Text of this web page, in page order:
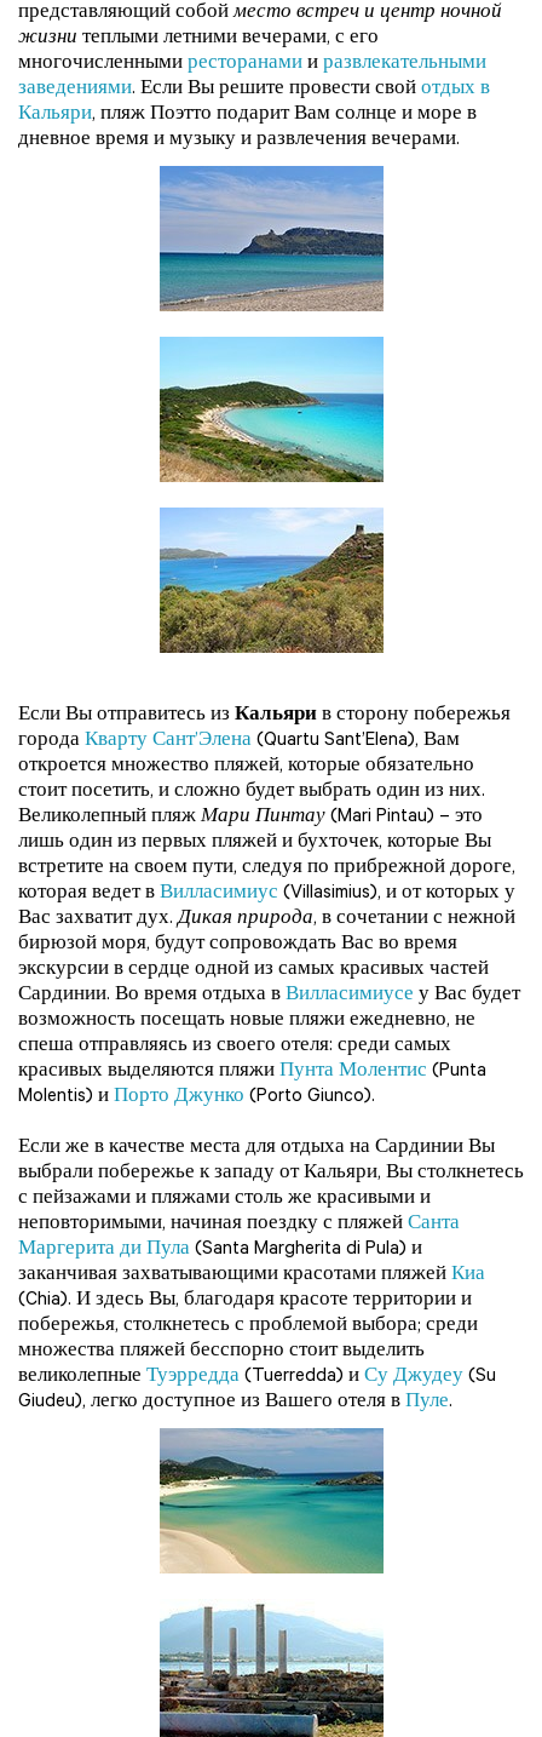
представляющий собойместо встреч и центр ночной
жизни теплыми летними вечерами, с его
многочисленными ресторанами и развлекательными
заведениями. Если Вы решите провести свой отдых в
Кальяри, пляж Поэтто подарит Вам солнце и море в
дневное время и музыку и развлечения вечерами.
Если Вы отправитесь из Кальяри в сторону побережья
города Кварту Сант’Элена (Quartu Sant’Elena), Вам
откроется множество пляжей, которые обязательно
стоит посетить, и сложно будет выбрать один из них.
Великолепный пляж Мари Пинтау (Mari Pintau) – это
лишь один из первых пляжей и бухточек, которые Вы
встретите на своем пути, следуя по прибрежной дороге,
которая ведет в Вилласимиус (Villasimius), и от которых у
Вас захватит дух.Дикая природа, в сочетании с нежной
бирюзой моря, будут сопровождать Вас во время
экскурсии в сердце одной из самых красивых частей
Сардинии. Во время отдыха в Вилласимиусе у Вас будет
возможность посещать новые пляжи ежедневно, не
спеша отправляясь из своего отеля: среди самых
красивых выделяются пляжи Пунта Молентис (Punta
Molentis) и Порто Джунко (Porto Giunco).
Если же в качестве места для отдыха на Сардинии Вы
выбрали побережье к западу от Кальяри, Вы столкнетесь
с пейзажами и пляжами столь же красивыми и
неповторимыми, начиная поездку с пляжей Санта
Маргерита ди Пула (Santa Margherita di Pula) и
заканчивая захватывающими красотами пляжей Киа
(Chia). И здесь Вы, благодаря красоте территории и
побережья, столкнетесь с проблемой выбора; среди
множества пляжей бесспорно стоит выделить
великолепные Туэрредда (Tuerredda) и Су Джудеу (Su
Giudeu), легко доступное из Вашего отеля в Пуле.